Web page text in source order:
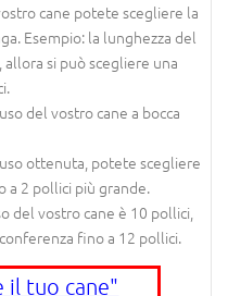
cane potete scegliere la
Esempio: la lunghezza del
si può scegliere una
del vostro cane a bocca
ottenuta, potete scegliere
a 2 pollici più grande.
del vostro cane è 10 pollici,
fino a 12 pollici.
il tuo cane"